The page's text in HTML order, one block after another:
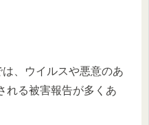
、ウイルスや悪意のあ
れる被害報告が多くあ